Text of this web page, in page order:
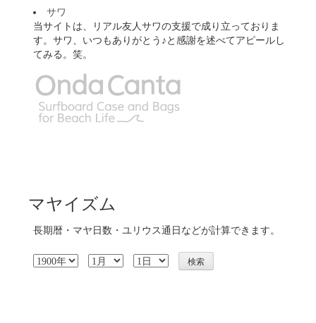
サワ
当サイトは、リアル友人サワの支援で成り立っておりま
す。サワ、いつもありがとう♪と感謝を述べてアピールし
てみる。笑。
マヤイズム
長期暦・マヤ日数・ユリウス通日などが計算できます。